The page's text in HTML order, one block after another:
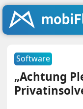
Software
„Achtung